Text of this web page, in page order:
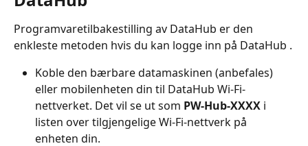
Programvaretilbakestilling av DataHub er den
enkleste metoden hvis du kan logge inn på DataHub .
Koble den bærbare datamaskinen (anbefales)
eller mobilenheten din til DataHub Wi-Fi-
nettverket. Det vil se ut som PW-Hub-XXXX i
listen over tilgjengelige Wi-Fi-nettverk på
enheten din.